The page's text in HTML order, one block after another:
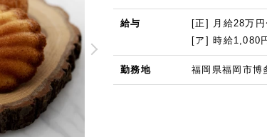
給与
[正] 月給28万円
[ア] 時給1,080
勤務地 福岡県福岡市博